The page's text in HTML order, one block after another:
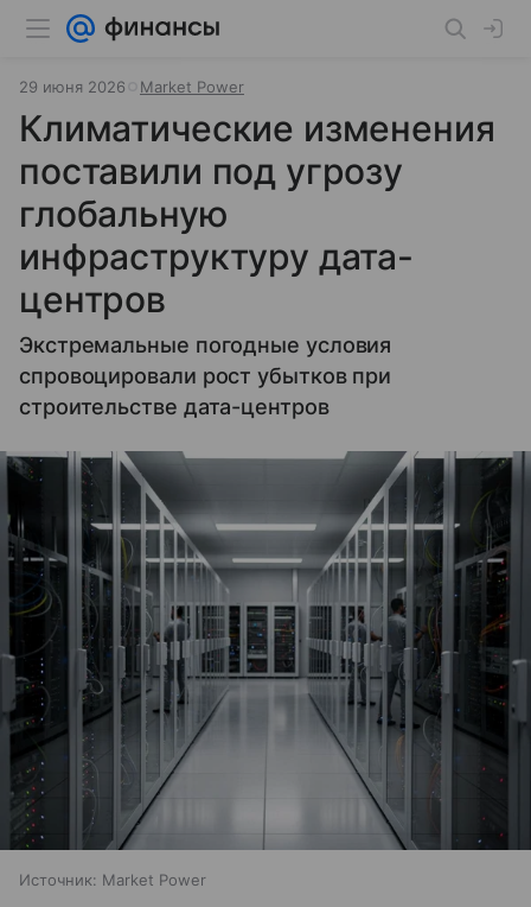
29 июня 2026 Market Power
Климатические изменения
поставили под угрозу
глобальную
инфраструктуру дата-
центров
Экстремальные погодные условия
спровоцировали рост убытков при
строительстве дата-центров
Источник: Market Power